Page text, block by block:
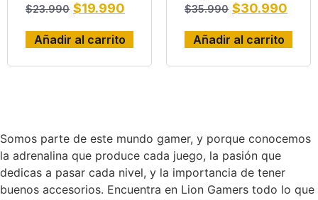
$23.990 $19.990
Añadir al carrito
$35.990 $30.990
Añadir al carrito
Somos parte de este mundo gamer, y porque conocemos
la adrenalina que produce cada juego, la pasión que
dedicas a pasar cada nivel, y la importancia de tener
buenos accesorios. Encuentra en Lion Gamers todo lo que